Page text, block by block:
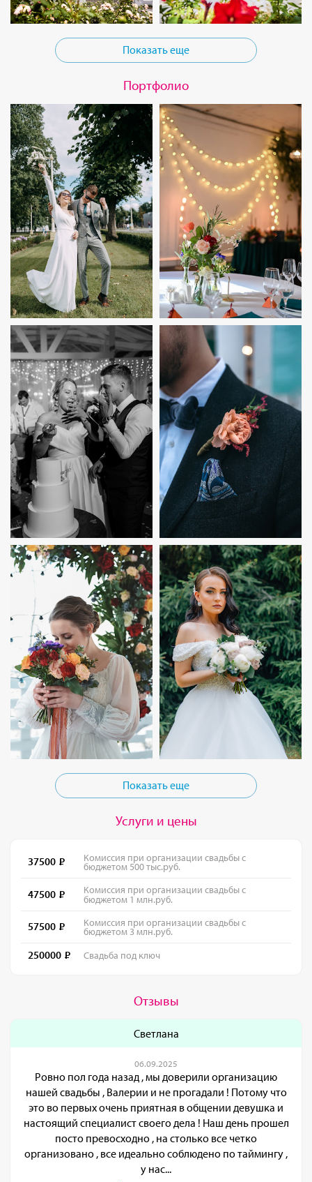
Показать еще
Портфолио
Показать еще
Услуги и цены
37500 Комиссия при организации свадьбы с
бюджетом 500 тыс.руб.
47500 Комиссия при организации свадьбы с
бюджетом 1 млн.руб.
57500 Комиссия при организации свадьбы с
бюджетом 3 млн.руб.
250000 Свадьба под ключ
Отзывы
Светлана
06.09.2025
Ровно пол года назад , мы доверили организацию
нашей свадьбы , Валерии и не прогадали ! Потому что
это во первых очень приятная в общении девушка и
настоящий специалист своего дела ! Наш день прошел
посто превосходно , на столько все четко
организовано , все идеально соблюдено по таймингу ,
у нас...